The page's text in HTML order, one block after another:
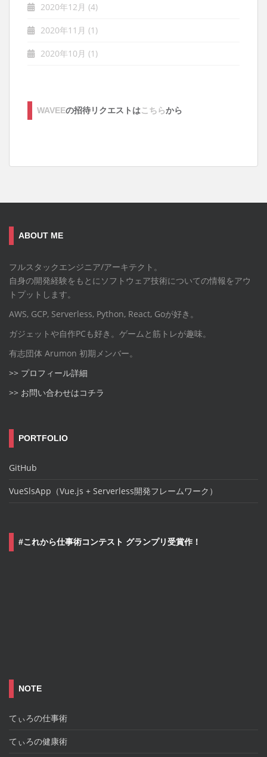
2020年12月 (4)
2020年11月 (1)
2020年10月 (1)
WAVEEの招待リクエストはこちらから
ABOUT ME
フルスタックエンジニア/アーキテクト。
自身の開発経験をもとにソフトウェア技術についての情報をアウ
トプットします。
AWS, GCP, Serverless, Python, React, Goが好き。
ガジェットや自作PCも好き。ゲームと筋トレが趣味。
有志団体 Arumon 初期メンバー。
>> プロフィール詳細
>> お問い合わせはコチラ
PORTFOLIO
GitHub
VueSlsApp（Vue.js + Serverless開発フレームワーク）
#これから仕事術コンテスト グランプリ受賞作！
NOTE
てぃろの仕事術
てぃろの健康術